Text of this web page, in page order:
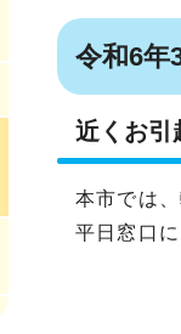
令和6年
近くお引
本市では
平日窓口